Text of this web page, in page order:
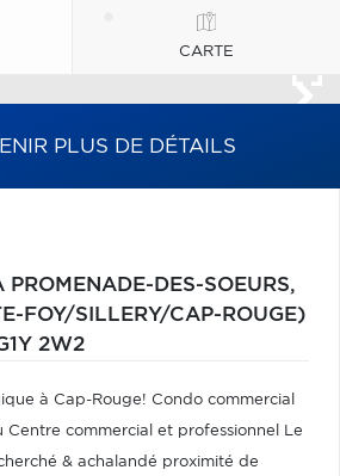
CARTE
PLUS DE DÉTAILS
DES-SOEURS,
FOY/SILLERY/CAP-ROUGE)
2W2
à Cap-Rouge! Condo commercial
Centre commercial et professionnel Le
& achalandé proximité de